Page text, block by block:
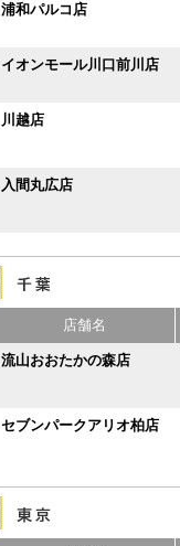
浦和パルコ店
イオンモール川口前川店
川越店
入間丸広店
店舗名
流山おおたかの森店
セブンパークアリオ柏店